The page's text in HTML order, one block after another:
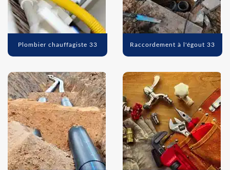
Plombier chauffagiste 33 Raccordement à l'égout 33